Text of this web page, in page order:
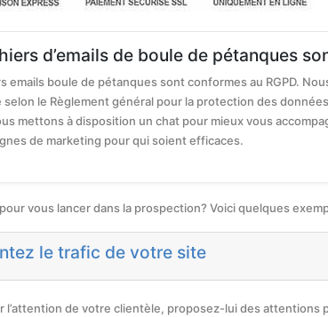
d’emails de boule de pétanques
emails boule de pétanques sont conformes au RGPD.
selon le Règlement général pour la protection des
mettons à disposition un chat pour mieux vous
de marketing pour qui soient efficaces.
pour vous lancer dans la prospection? Voici quelques
le trafic de votre site
l’attention de votre clientèle, proposez-lui des